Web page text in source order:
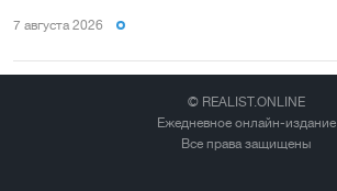
7 августа 2026
© REALIST.ONLINE
Ежедневное онлайн-издание
Все права защищены